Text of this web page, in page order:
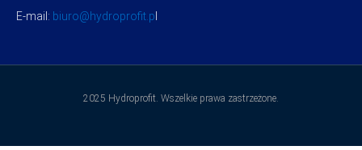
E-mail: biuro@hydroprofit.p
2025 Hydroprofit. Wszelkie prawa zastrzeżone.